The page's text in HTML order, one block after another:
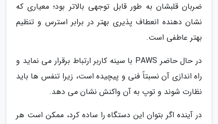
ضربان قلبشان به طور قابل توجهی بالاتر بود؛ معیاری که
نشان دهنده انعطاف پذیری بهتر در برابر استرس و تنظیم
بهتر عاطفی است.
در حال حاضر PAWS با سینه کاربر ارتباط برقرار می نماید و
راه اندازی آن نسبتاً فنی و پیچیده است، زیرا تنفس ها باید
نظارت شوند و توپ به آن واکنش نشان می دهد.
در آینده اگر بتوان این دستگاه را ساده کرد، ممکن است هر